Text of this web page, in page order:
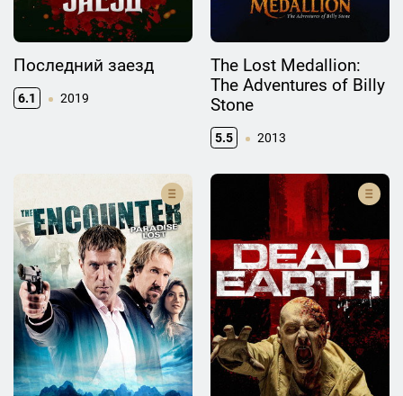
Последний заезд
6.1 2019
The Lost Medallion:
The Adventures of Billy
Stone
5.5 2013